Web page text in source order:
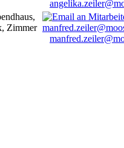
Zimmer